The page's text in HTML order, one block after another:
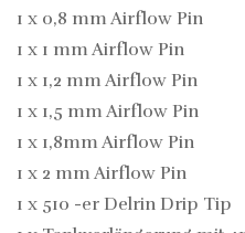
1 x 0,8 mm Airflow Pin
1 x 1 mm Airflow Pin
1 x 1,2 mm Airflow Pin
1 x 1,5 mm Airflow Pin
1 x 1,8mm Airflow Pin
1 x 2 mm Airflow Pin
1 x 510 -er Delrin Drip Tip